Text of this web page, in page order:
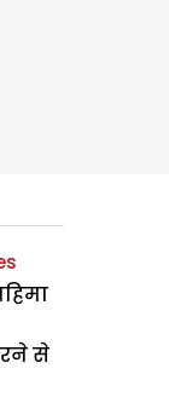
से